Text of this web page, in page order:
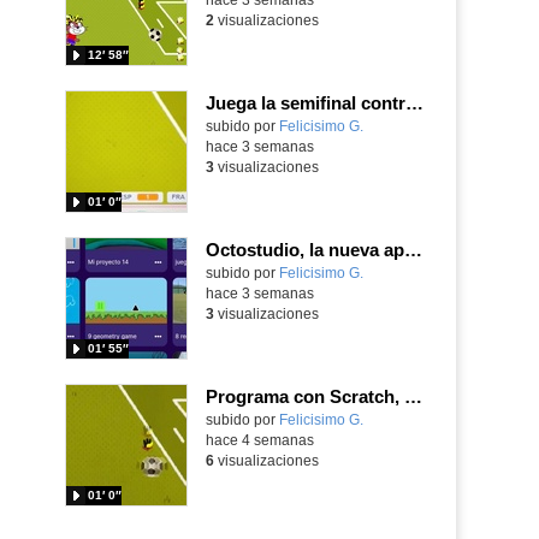
12′ 58″
2 visualizaciones
Juega la semifinal contra Francia con un juego utilizando el ángulo para centrar a Nico Williams
Contenido educativo.
subido por Felicisimo G.
01′ 0″
hace 3 semanas
3visualizaciones
Octostudio, la nueva app del MIT entre Scratch Jr y el Scratch de los mayores
Contenido educativo.
subido por Felicisimo G.
01′ 55″
hace 3 semanas
3visualizaciones
Programa con Scratch, un juego tipo frontón para vivir los cuartos de final contra Bélgica
Contenido educativo.
subido por Felicisimo G.
01′ 0″
hace 4 semanas
6visualizaciones